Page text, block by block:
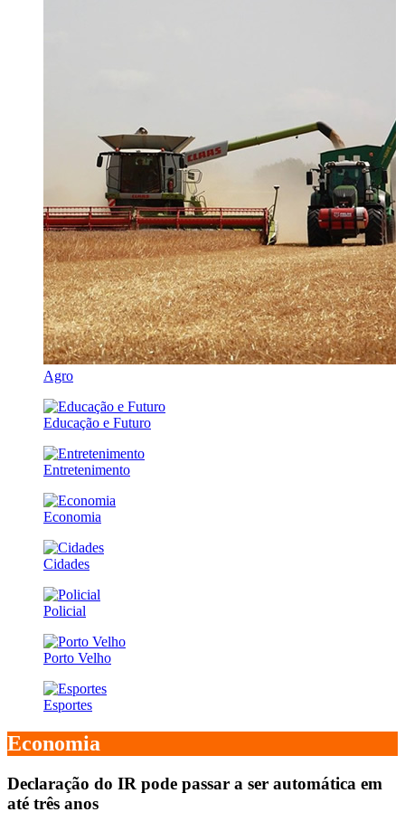
Agro
Educação e Futuro
Entretenimento
Economia
Cidades
Policial
Porto Velho
Esportes
Economia
Declaração do IR pode passar a ser automática em
até três anos